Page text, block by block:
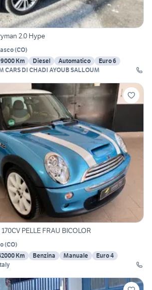
2.0 Hype
(CO)
Km Diesel Automatico
Euro 6
CARS DI CHADI AYOUB SALLOUM
PELLE FRAU BICOLOR
(CO)
Km Benzina Manuale
Euro 4